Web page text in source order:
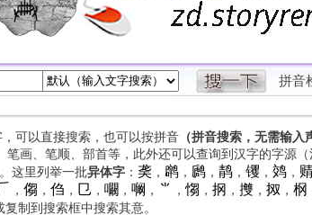
拼音
可以直接搜索，也可以按拼音（拼音搜索，无需输入
画、笔顺、部首等，此外还可以查询到汉字的字源
这里列举一批异体字： 䶮 ， 䴙， 䴘， 䴖， 䦆， 䴔，
， 㑳 ， 㑇 ， 㔾 ， 㘚 ， 㘎 ， ⺌ ， 㥮 ， 㧏 ， 㩳， 㧐 ， 㭎
复制到搜索框中搜索其意。